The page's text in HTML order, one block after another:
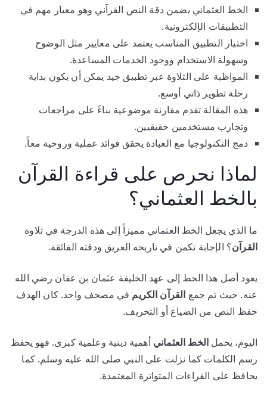
الخط العثماني يضمن دقة النص القرآني وهو معيار مهم في
التطبيقات الإلكترونية.
اختيار التطبيق المناسب يعتمد على معايير مثل الوضوح
وسهولة الاستخدام ووجود الخدمات المساعدة.
المواظبة على التلاوة عبر تطبيق جيد يمكن أن يكون بداية
رحلة تطوير ذاتي أوسع.
هذه المقالة تقدم مقارنة موضوعية بناءً على مراجعات
وتجارب مستخدمين حقيقيين.
دمج التكنولوجيا مع العبادة يحقق فوائد عملية وروحية معاً.
لماذا نحرص على قراءة القرآن
بالخط العثماني؟
ما الذي يجعل الخط العثماني مميزاً إلى هذه الدرجة في تلاوة
القرآن؟ الإجابة تكمن في تاريخه العريق ودقته الفائقة.
يعود أصل هذا الخط إلى عهد الخليفة عثمان بن عفان رضي الله
عنه. حيث تم جمع القرآن الكريم في مصحف واحد. كان الهدف
حفظ النص من الضياع أو التحريف.
اليوم، يحمل الخط العثماني أهمية دينية وعلمية كبرى. فهو يحفظ
رسم الكلمات كما نزلت على النبي صلى الله عليه وسلم. كما
يحافظ على القراءات المتواترة المعتمدة.